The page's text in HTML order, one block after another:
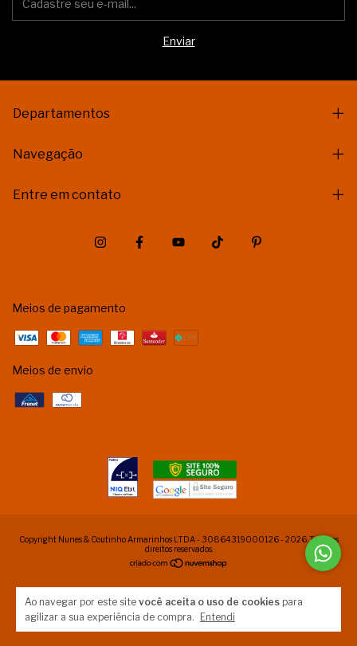
Ao navegar por este site você aceita o uso de cookies para
agilizar a sua experiência de compra.
Entendi
Departamentos
Navegação
Entre em contato
Meios de pagamento
Meios de envio
Copyright Nunes & Coutinho Armarinhos LTDA - 30864319000126 - 2026. Todos os
direitos reservados.